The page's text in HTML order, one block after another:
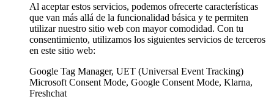
Al aceptar estos servicios, podemos ofrecerte características
que van más allá de la funcionalidad básica y te permiten
utilizar nuestro sitio web con mayor comodidad. Con tu
consentimiento, utilizamos los siguientes servicios de terceros
en este sitio web:
Google Tag Manager, UET (Universal Event Tracking)
Microsoft Consent Mode, Google Consent Mode, Klarna,
Freshchat